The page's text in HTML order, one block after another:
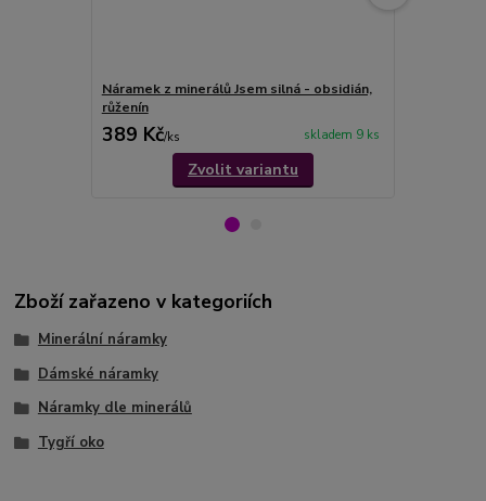
Náramek z minerálů Jsem silná - obsidián,
růženín
389 Kč/ks skladem 9 ks
Zvolit variantu
Zboží zařazeno v kategoriích
Minerální náramky
Dámské náramky
Náramky dle minerálů
Tygří oko